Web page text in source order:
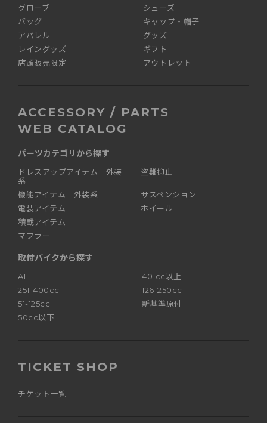
グローブ
シューズ
バッグ
キャップ・帽子
アパレル
グッズ
レイングッズ
ギフト
店頭販売限定
アウトレット
ACCESSORY / PARTS
WEB CATALOG
パーツカテゴリから探す
ドレスアップアイテム 外装
系
機能アイテム 外装系
電装アイテム
積載アイテム
マフラー
盗難抑止
サスペンション
ホイール
取付バイクから探す
ALL
401cc以上
251-400cc
126-250cc
51-125cc
新基準原付
50cc以下
TICKET SHOP
チケット一覧